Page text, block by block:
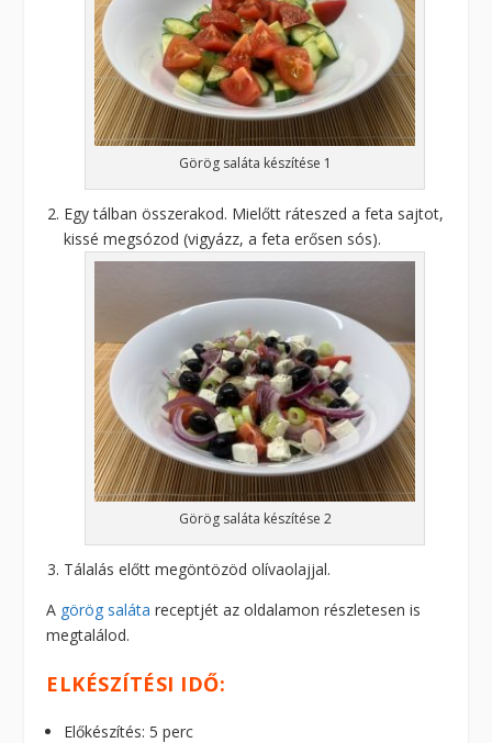
Görög saláta készítése 1
Egy tálban összerakod. Mielőtt ráteszed a feta sajtot,
kissé megsózod (vigyázz, a feta erősen sós).
Görög saláta készítése 2
Tálalás előtt megöntözöd olívaolajjal.
A görög saláta receptjét az oldalamon részletesen is
megtalálod.
ELKÉSZÍTÉSI IDŐ:
Előkészítés: 5 perc